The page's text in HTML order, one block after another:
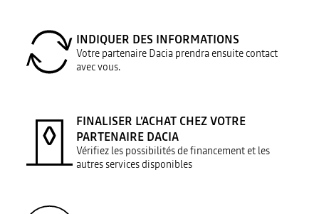
INDIQUER DES INFORMATIONS
Votre partenaire Dacia prendra ensuite contact
avec vous.
FINALISER L’ACHAT CHEZ VOTRE
PARTENAIRE DACIA
Vérifiez les possibilités de financement et les
autres services disponibles